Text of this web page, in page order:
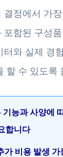
정에서 가
함된 구성
와 실제 경
할 수 있도록
능과 사양에
합니다
가 비용 발생